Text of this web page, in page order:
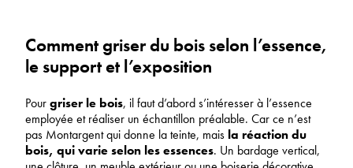
Comment griser du bois selon l’essence,
le support et l’exposition
Pourgriser le bois, il faut d’abord s’intéresser à l’essence
employée et réaliser un échantillon préalable. Car ce n’est
pas Montargent qui donne la teinte, mais la réaction du
bois, qui varie selon les essences. Un bardage vertical,